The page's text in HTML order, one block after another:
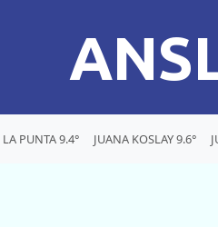
LA PUNTA 9.4° JUANA KOSLAY 9.6°